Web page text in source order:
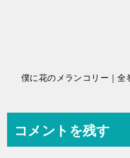
ビ
コメントを残す